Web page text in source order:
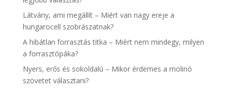
Látvány, ami megállít – Miért van nagy ereje a
hungarocell szobrászatnak?
A hibátlan forrasztás titka – Miért nem mindegy, milyen
a forrasztópáka?
Nyers, erős és sokoldalú – Mikor érdemes a molinó
szövetet választani?